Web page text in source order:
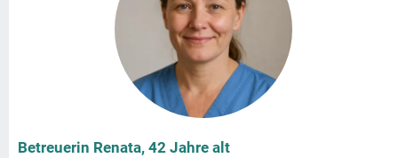
Betreuerin Renata, 42 Jahre alt